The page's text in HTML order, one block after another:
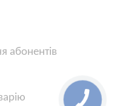
абонентів